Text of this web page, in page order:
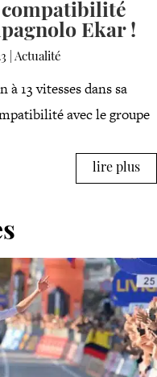
compatibilité
Ekar !
Actualité
13 vitesses dans sa
avec le groupe
lire plus